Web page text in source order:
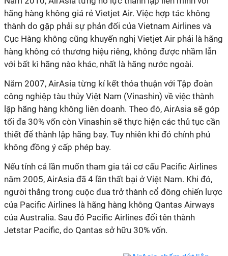
hãng hàng không giá rẻ Vietjet Air. Việc hợp tác không
thành do gặp phải sự phản đối của Vietnam Airlines và
Cục Hàng không cũng khuyến nghị Vietjet Air phải là hãng
hàng không có thương hiệu riêng, không được nhầm lẫn
với bất kì hãng nào khác, nhất là hãng nước ngoài.
Năm 2007, AirAsia từng kí kết thỏa thuận với Tập đoàn
công nghiệp tàu thủy Việt Nam (Vinashin) về việc thành
lập hãng hàng không liên doanh. Theo đó, AirAsia sẽ góp
tối đa 30% vốn còn Vinashin sẽ thực hiện các thủ tục cần
thiết để thành lập hãng bay. Tuy nhiên khi đó chính phủ
không đồng ý cấp phép bay.
Nếu tính cả lần muốn tham gia tái cơ cấu Pacific Airlines
năm 2005, AirAsia đã 4 lần thất bại ở Việt Nam. Khi đó,
người thắng trong cuộc đua trở thành cổ đông chiến lược
của Pacific Airlines là hãng hàng không Qantas Airways
của Australia. Sau đó Pacific Airlines đổi tên thành
Jetstar Pacific, do Qantas sở hữu 30% vốn.